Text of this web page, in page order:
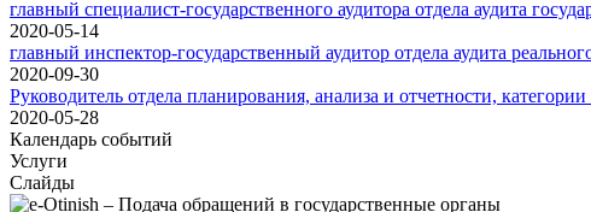
главный специалист-государственного аудитора отдела аудита
2020-05-14
главный инспектор-государственный аудитор отдела аудита
2020-09-30
Руководитель отдела планирования, анализа и отчетности,
2020-05-28
Календарь событий
Услуги
Слайды